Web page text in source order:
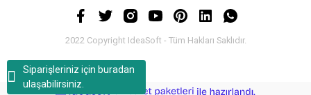
Siparişleriniz için buradan
ulaşabilirsiniz.
Gönder
2022 Copyright IdeaSoft - Tüm Hakları Saklıdır.
e-